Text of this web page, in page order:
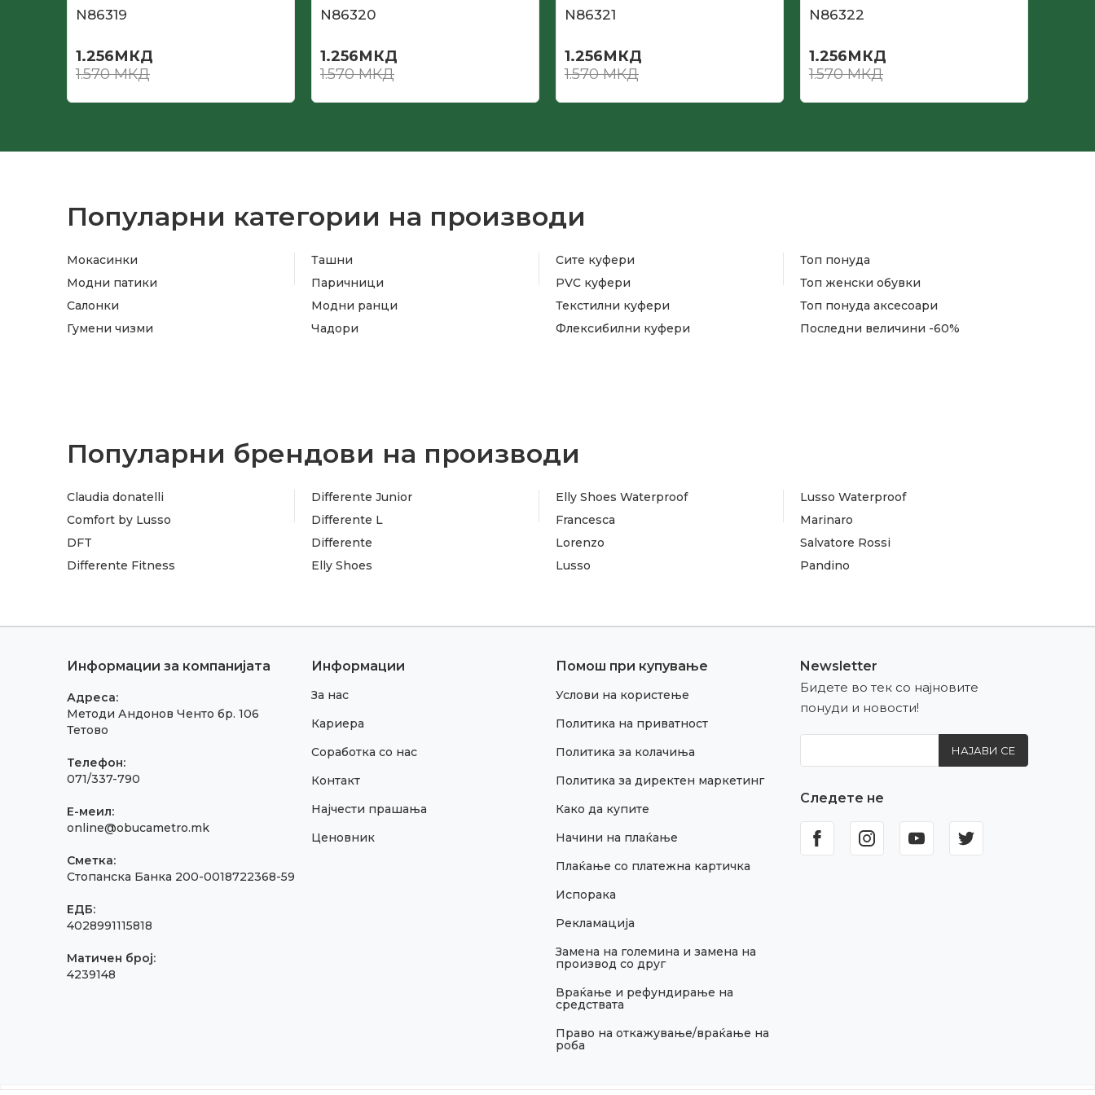
N86319
1.256МКД
1.570МКД
N86320
1.256МКД
1.570МКД
N86321
1.256МКД
1.570МКД
N86322
1.256МКД
1.570МКД
Популарни категории на производи
Мокасинки
Модни патики
Салонки
Гумени чизми
Ташни
Паричници
Модни ранци
Чадори
Сите куфери
PVC куфери
Текстилни куфери
Флексибилни куфери
Топ понуда
Топ женски обувки
Топ понуда аксесоари
Последни величини -60%
Популарни брендови на производи
Claudia donatelli
Comfort by Lusso
DFT
Differente Fitness
Differente Junior
Differente L
Differente
Elly Shoes
Elly Shoes Waterproof
Francesca
Lorenzo
Lusso
Lusso Waterproof
Marinaro
Salvatore Rossi
Pandino
Информации за компанијата
Адреса:
Методи Андонов Ченто бр. 106
Тетово
Телефон:
071/337-790
E-меил:
online@obucametro.mk
Сметка:
Стопанска Банка 200-0018722368-59
ЕДБ:
4028991115818
Матичен број:
4239148
Информации
За нас
Кариера
Соработка со нас
Контакт
Најчести прашања
Ценовник
Помош при купување
Услови на користење
Политика на приватност
Политика за колачиња
Политика за директен маркетинг
Како да купите
Начини на плаќање
Плаќање со платежна картичка
Испорака
Рекламација
Замена на големина и замена на
производ со друг
Враќање и рефундирање на
средствата
Право на откажување/враќање на
роба
Newsletter
Бидете во тек со најновите
понуди и новости!
НАЈАВИ СЕ
Следете не